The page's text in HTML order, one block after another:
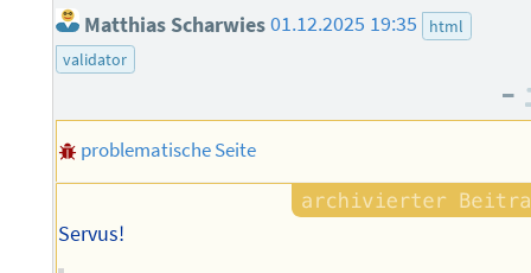
Matthias Scharwies01.12.2025 19:35
html
validator
–
problematische Seite
Servus!